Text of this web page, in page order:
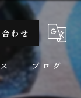
わせ
ブログ